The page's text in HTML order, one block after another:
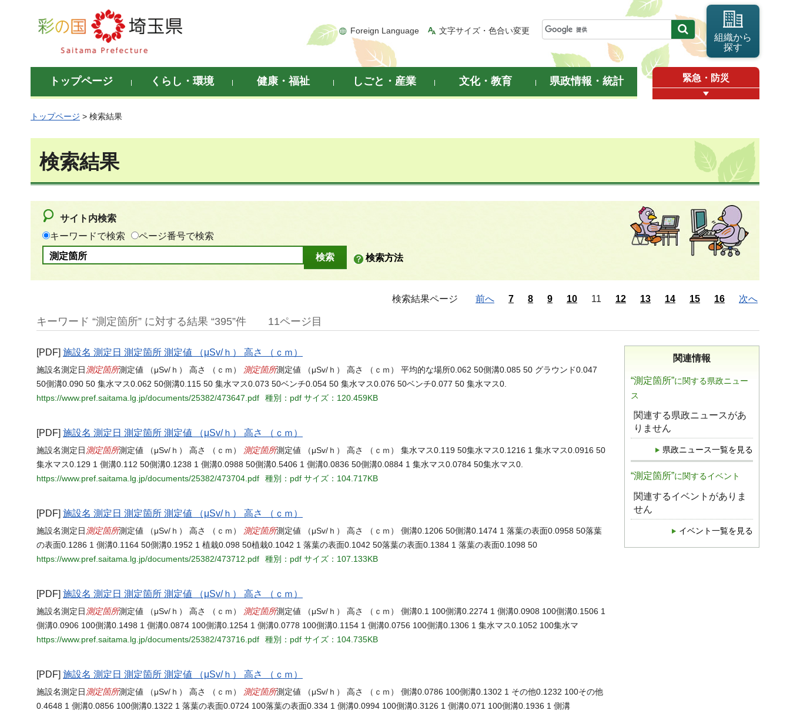
彩の国 埼玉県
Foreign Language 文字サイズ・色合い変更
組織から
探す
トップページ くらし・環境 健康・福祉 しごと・産業 文化・教育 県政情報・統計 緊急・防災
トップページ > 検索結果
検索結果
サイト内検索
キーワードで検索
ページ番号で検索
検索方法
検索結果ページ 前へ 7 8 9 10 11 12 13 14 15 16 次へ
キーワード “測定箇所” に対する結果 “395”件 11ページ目
関連情報
“測定箇所”に関する県政ニュー
ス
関連する県政ニュースがあ
りません
県政ニュース一覧を見る
“測定箇所”に関するイベント
関連するイベントがありま
せん
イベント一覧を見る
[PDF] 施設名 測定日 測定箇所 測定値 （μSv/ｈ） 高さ （ｃｍ）
施設名測定日 測定箇所測定値 （μSv/ｈ） 高さ （ｃｍ） 測定箇所測定値 （μSv/ｈ） 高さ （ｃｍ） 平均的な場所0.062 50側溝0.085 50 グラウンド0.047
50側溝0.090 50 集水マス0.062 50側溝0.115 50 集水マス0.073 50ベンチ0.054 50 集水マス0.076 50ベンチ0.077 50 集水マス0.
https://www.pref.saitama.lg.jp/documents/25382/473647.pdf
種別：pdf サイズ：120.459KB
[PDF] 施設名 測定日 測定箇所 測定値 （μSv/ｈ） 高さ （ｃｍ）
施設名測定日 測定箇所測定値 （μSv/ｈ） 高さ （ｃｍ） 測定箇所測定値 （μSv/ｈ） 高さ （ｃｍ） 集水マス0.119 50集水マス0.1216 1 集水マス0.0916 50
集水マス0.129 1 側溝0.112 50側溝0.1238 1 側溝0.0988 50側溝0.5406 1 側溝0.0836 50側溝0.0884 1 集水マス0.0784 50集水マス0.
https://www.pref.saitama.lg.jp/documents/25382/473704.pdf
種別：pdf サイズ：104.717KB
[PDF] 施設名 測定日 測定箇所 測定値 （μSv/ｈ） 高さ （ｃｍ）
施設名測定日 測定箇所測定値 （μSv/ｈ） 高さ （ｃｍ） 測定箇所測定値 （μSv/ｈ） 高さ （ｃｍ） 側溝0.1206 50側溝0.1474 1 落葉の表面0.0958 50落葉
の表面0.1286 1 側溝0.1164 50側溝0.1952 1 植栽0.098 50植栽0.1042 1 落葉の表面0.1042 50落葉の表面0.1384 1 落葉の表面0.1098 50
https://www.pref.saitama.lg.jp/documents/25382/473712.pdf
種別：pdf サイズ：107.133KB
[PDF] 施設名 測定日 測定箇所 測定値 （μSv/ｈ） 高さ （ｃｍ）
施設名測定日 測定箇所測定値 （μSv/ｈ） 高さ （ｃｍ） 測定箇所測定値 （μSv/ｈ） 高さ （ｃｍ） 側溝0.1 100側溝0.2274 1 側溝0.0908 100側溝0.1506 1
側溝0.0906 100側溝0.1498 1 側溝0.0874 100側溝0.1254 1 側溝0.0778 100側溝0.1154 1 側溝0.0756 100側溝0.1306 1 集水マス0.1052 100集水マ
https://www.pref.saitama.lg.jp/documents/25382/473716.pdf
種別：pdf サイズ：104.735KB
[PDF] 施設名 測定日 測定箇所 測定値 （μSv/ｈ） 高さ （ｃｍ）
施設名測定日 測定箇所測定値 （μSv/ｈ） 高さ （ｃｍ） 測定箇所測定値 （μSv/ｈ） 高さ （ｃｍ） 側溝0.0786 100側溝0.1302 1 その他0.1232 100その他
0.4648 1 側溝0.0856 100側溝0.1322 1 落葉の表面0.0724 100落葉の表面0.334 1 側溝0.0994 100側溝0.3126 1 側溝0.071 100側溝0.1936 1 側溝